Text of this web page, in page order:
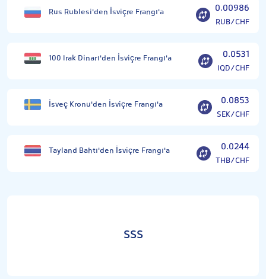
Rus Rublesi'den İsviçre Frangı'a 0.00986
RUB/CHF
100 Irak Dinarı'den İsviçre Frangı'a 0.0531
IQD/CHF
İsveç Kronu'den İsviçre Frangı'a 0.0853
SEK/CHF
Tayland Bahtı'den İsviçre Frangı'a 0.0244
THB/CHF
SSS